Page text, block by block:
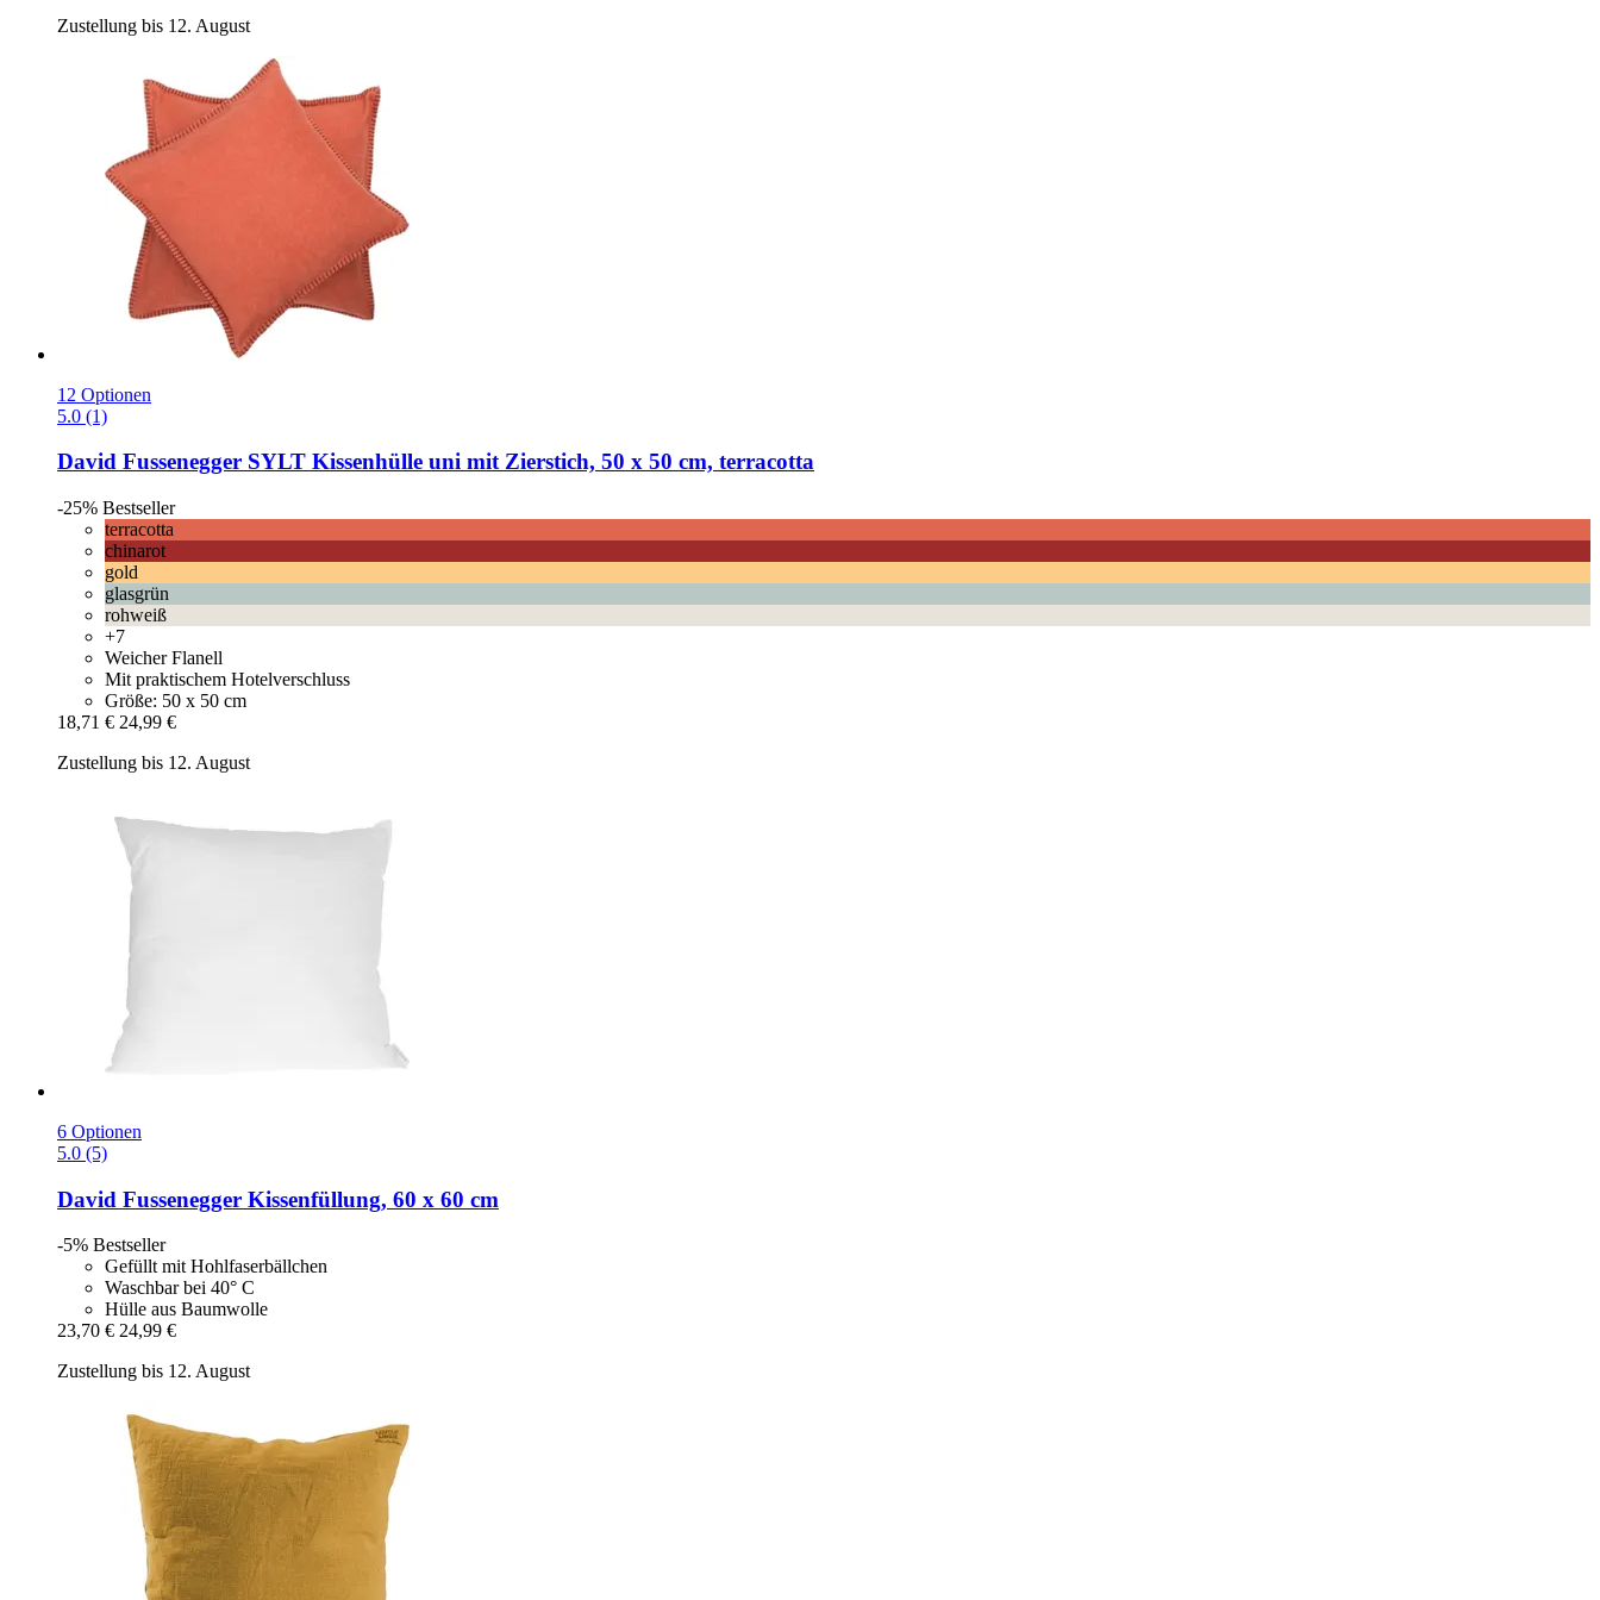
Zustellung bis 12. August
12 Optionen
5.0 (1)
David Fussenegger SYLT Kissenhülle uni mit Zierstich, 50 x 50 cm, terracotta
-25% Bestseller
terracotta
chinarot
gold
glasgrün
rohweiß
+7
Weicher Flanell
Mit praktischem Hotelverschluss
Größe: 50 x 50 cm
18,71 € 24,99 €
Zustellung bis 12. August
6 Optionen
5.0 (5)
David Fussenegger Kissenfüllung, 60 x 60 cm
-5% Bestseller
Gefüllt mit Hohlfaserbällchen
Waschbar bei 40° C
Hülle aus Baumwolle
23,70 € 24,99 €
Zustellung bis 12. August